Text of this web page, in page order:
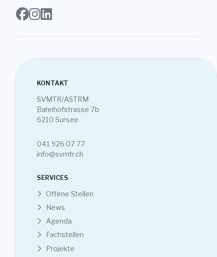
KONTAKT
SVMTR/ASTRM
Bahnhofstrasse 7b
6210 Sursee
041 926 07 77
info@svmtr.ch
SERVICES
Offene Stellen
News
Agenda
Fachstellen
Projekte